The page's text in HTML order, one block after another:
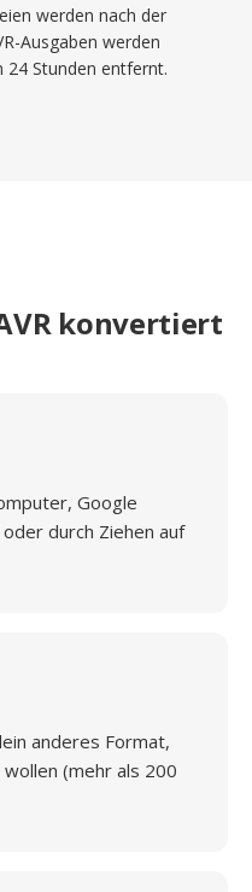
werden nach der
Ausgaben werden
Stunden entfernt.
konvertiert
Google
durch Ziehen auf
anderes Format,
(mehr als 200